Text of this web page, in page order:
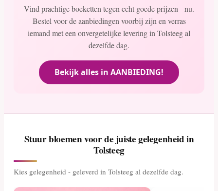
Vind prachtige boeketten tegen echt goede prijzen - nu.
Bestel voor de aanbiedingen voorbij zijn en verras
iemand met een onvergetelijke levering in Tolsteeg al
dezelfde dag.
Bekijk alles in AANBIEDING!
Stuur bloemen voor de juiste gelegenheid in
Tolsteeg
Kies gelegenheid - geleverd in Tolsteeg al dezelfde dag.